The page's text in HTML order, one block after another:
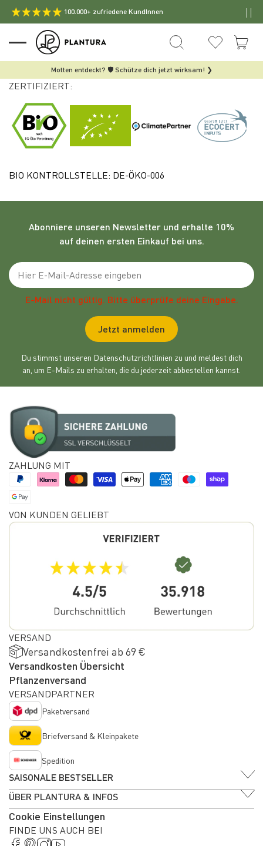
100.000+ zufriedene KundInnen
Motten entdeckt? 🛡️ Schütze dich jetzt wirksam! ❯
ZERTIFIZIERT:
BIO KONTROLLSTELLE: DE-ÖKO-006
Abonniere unseren Newsletter und erhalte 10%
auf deinen ersten Einkauf bei uns.
Emailadresse
E-Mail nicht gültig. Bitte überprüfe deine Eingabe.
Jetzt anmelden
Du stimmst unseren Datenschutzrichtlinien zu und meldest dich
an, um E-Mails zu erhalten, die du jederzeit abbestellen kannst.
SAISONALE BESTSELLER
ÜBER PLANTURA & INFOS
Cookie Einstellungen
FINDE UNS AUCH BEI
VERSAND
Versandkostenfrei ab 69 €
Versandkosten Übersicht
Pflanzenversand
VERSANDPARTNER
Paketversand
Briefversand & Kleinpakete
Spedition
ZAHLUNG MIT
VON KUNDEN GELIEBT